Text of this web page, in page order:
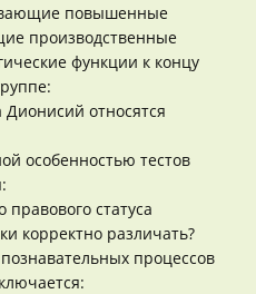
повышенные
производственные
функции к концу
относятся
особенностью тестов
правового статуса
корректно различать?
процессов